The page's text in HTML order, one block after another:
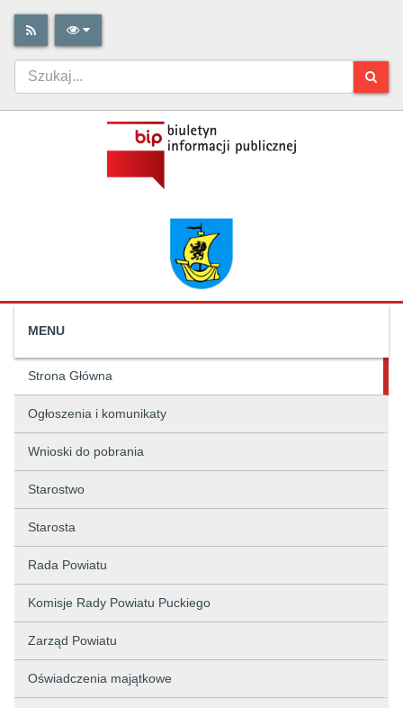
MENU
Strona Główna
Ogłoszenia i komunikaty
Wnioski do pobrania
Starostwo
Starosta
Rada Powiatu
Komisje Rady Powiatu Puckiego
Zarząd Powiatu
Oświadczenia majątkowe